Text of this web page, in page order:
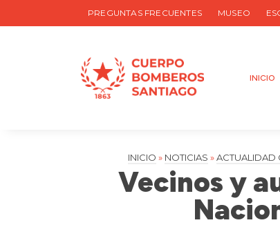
PREGUNTAS FRECUENTES MUSEO
INICIO
INICIO » NOTICIAS »ACTUALIDAD
Vecinos y